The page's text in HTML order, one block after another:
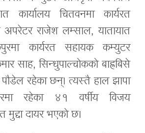
कार्यालय चितवनमा कार्यरत
राजेश लम्साल, यातायात
कार्यरत सहायक कम्युटर
साह, सिन्धुपाल्चोकको बाह्रबिसे
रहेका छन्। त्यस्तै हाल झापा
रहेका ४१ वर्षीय विजय
मुद्दा दायर भएको छ।